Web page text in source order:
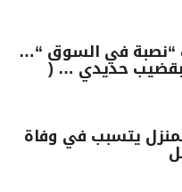
“نصبة في السوق “…
حديدي … (
يتسبب في وفاة